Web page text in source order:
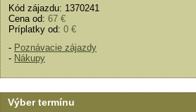
Kód zájazdu: 1370241
Cena od: 67 €
Príplatky od: 0 €
- Poznávacie zájazdy
- Nákupy
Výber termínu